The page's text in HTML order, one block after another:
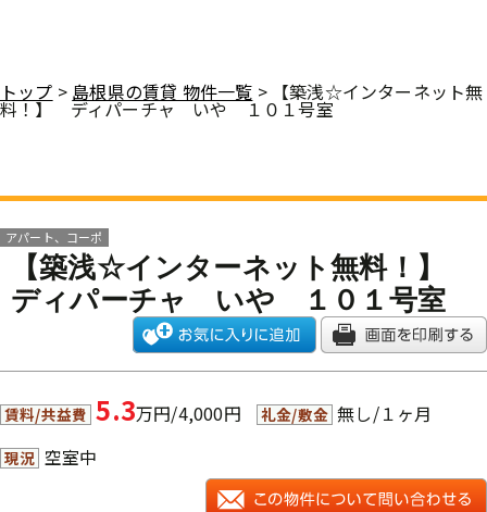
トップ > 島根県の賃貸 物件一覧 > 【築浅☆インターネット無
料！】 ディパーチャ いや １０１号室
アパート、コーポ
【築浅☆インターネット無料！】
ディパーチャ いや １０１号室
賃料/共益費 5.3万円/4,000円 礼金/敷金 無し/１ヶ月
現況 空室中